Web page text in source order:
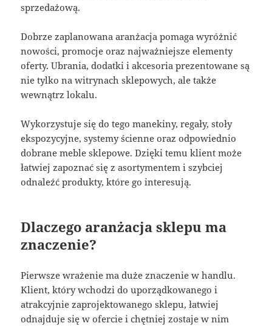
sprzedażową.
Dobrze zaplanowana aranżacja pomaga wyróżnić
nowości, promocje oraz najważniejsze elementy
oferty. Ubrania, dodatki i akcesoria prezentowane są
nie tylko na witrynach sklepowych, ale także
wewnątrz lokalu.
Wykorzystuje się do tego manekiny, regały, stoły
ekspozycyjne, systemy ścienne oraz odpowiednio
dobrane meble sklepowe. Dzięki temu klient może
łatwiej zapoznać się z asortymentem i szybciej
odnaleźć produkty, które go interesują.
Dlaczego aranżacja sklepu ma
znaczenie?
Pierwsze wrażenie ma duże znaczenie w handlu.
Klient, który wchodzi do uporządkowanego i
atrakcyjnie zaprojektowanego sklepu, łatwiej
odnajduje się w ofercie i chętniej zostaje w nim